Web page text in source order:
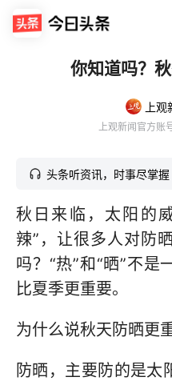
你知道吗？
上
上观新闻官方账
头条听资讯，时事尽掌握
秋日来临，太阳的
辣”，让很多人对防
吗？“热”和“晒”不是
比夏季更重要。
为什么说秋天防晒更
防晒，主要防的是太